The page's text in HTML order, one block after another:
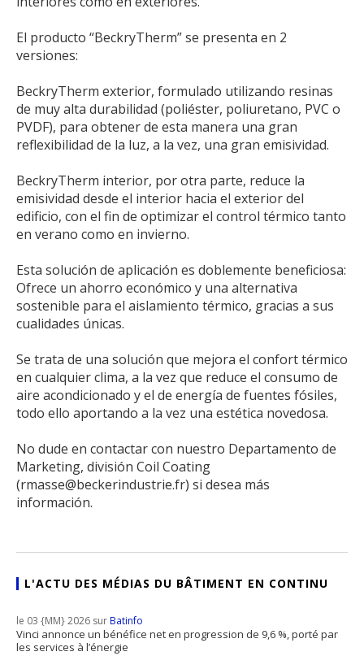
El producto “BeckryTherm” se presenta en 2
versiones:
BeckryTherm exterior, formulado utilizando resinas
de muy alta durabilidad (poliéster, poliuretano, PVC o
PVDF), para obtener de esta manera una gran
reflexibilidad de la luz, a la vez, una gran emisividad.
BeckryTherm interior, por otra parte, reduce la
emisividad desde el interior hacia el exterior del
edificio, con el fin de optimizar el control térmico tanto
en verano como en invierno.
Esta solución de aplicación es doblemente beneficiosa:
Ofrece un ahorro económico y una alternativa
sostenible para el aislamiento térmico, gracias a sus
cualidades únicas.
Se trata de una solución que mejora el confort térmico
en cualquier clima, a la vez que reduce el consumo de
aire acondicionado y el de energía de fuentes fósiles,
todo ello aportando a la vez una estética novedosa.
No dude en contactar con nuestro Departamento de
Marketing, división Coil Coating
(rmasse@beckerindustrie.fr) si desea más
información.
L'ACTU DES MÉDIAS DU BÂTIMENT EN CONTINU
le 03 {MM} 2026 surBatinfo
Vinci annonce un bénéfice net en progression de 9,6 %, porté par
les services à l’énergie